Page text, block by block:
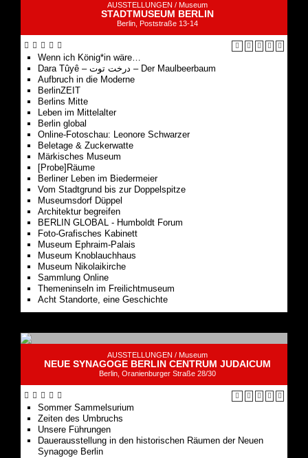
AUSSTELLUNGEN / Museum
STADTMUSEUM BERLIN
Berlin, Poststraße 13-14
Wenn ich König*in wäre…
Dara Tûyê – درخت توت – Der Maulbeerbaum
Aufbruch in die Moderne
BerlinZEIT
Berlins Mitte
Leben im Mittelalter
Berlin global
Online-Fotoschau: Leonore Schwarzer
Beletage & Zuckerwatte
Märkisches Museum
[Probe]Räume
Berliner Leben im Biedermeier
Vom Stadtgrund bis zur Doppelspitze
Museumsdorf Düppel
Architektur begreifen
BERLIN GLOBAL - Humboldt Forum
Foto-Grafisches Kabinett
Museum Ephraim-Palais
Museum Knoblauchhaus
Museum Nikolaikirche
Sammlung Online
Themeninseln im Freilichtmuseum
Acht Standorte, eine Geschichte
AUSSTELLUNGEN / Museum
NEUE SYNAGOGE BERLIN CENTRUM JUDAICUM
Berlin, Oranienburger Straße 28/30
Sommer Sammelsurium
Zeiten des Umbruchs
Unsere Führungen
Dauerausstellung in den historischen Räumen der Neuen
Synagoge Berlin